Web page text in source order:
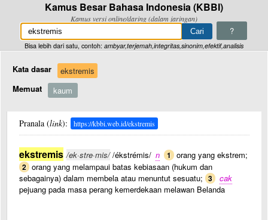
Kamus Besar Bahasa Indonesia (KBBI)
Kamus versi online/daring (dalam jaringan)
?
Bisa lebih dari satu, contoh: ambyar,terjemah,integritas,sinonim,efektif,analisis
Kata dasar
ekstremis
Memuat
kaum
Pranala (link): https://kbbi.web.id/ekstremis
ekstremis /ek·stre·mis//ékstrémis/ n 1 orang yang ekstrem;
2 orang yang melampaui batas kebiasaan (hukum dan
sebagainya) dalam membela atau menuntut sesuatu; 3
cak
pejuang pada masa perang kemerdekaan melawan Belanda